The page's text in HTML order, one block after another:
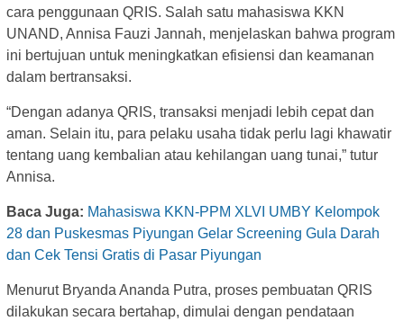
cara penggunaan QRIS. Salah satu mahasiswa KKN
UNAND, Annisa Fauzi Jannah, menjelaskan bahwa program
ini bertujuan untuk meningkatkan efisiensi dan keamanan
dalam bertransaksi.
“Dengan adanya QRIS, transaksi menjadi lebih cepat dan
aman. Selain itu, para pelaku usaha tidak perlu lagi khawatir
tentang uang kembalian atau kehilangan uang tunai,” tutur
Annisa.
Baca Juga: Mahasiswa KKN-PPM XLVI UMBY Kelompok
28 dan Puskesmas Piyungan Gelar Screening Gula Darah
dan Cek Tensi Gratis di Pasar Piyungan
Menurut Bryanda Ananda Putra, proses pembuatan QRIS
dilakukan secara bertahap, dimulai dengan pendataan